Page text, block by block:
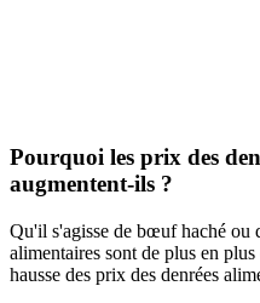
Pourquoi les prix des
augmentent-ils ?
Qu'il s'agisse de bœuf haché ou
alimentaires sont de plus en
hausse des prix des denrées